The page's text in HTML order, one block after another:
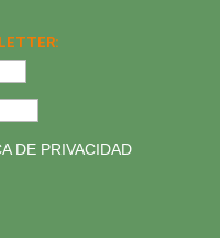
DE PRIVACIDAD